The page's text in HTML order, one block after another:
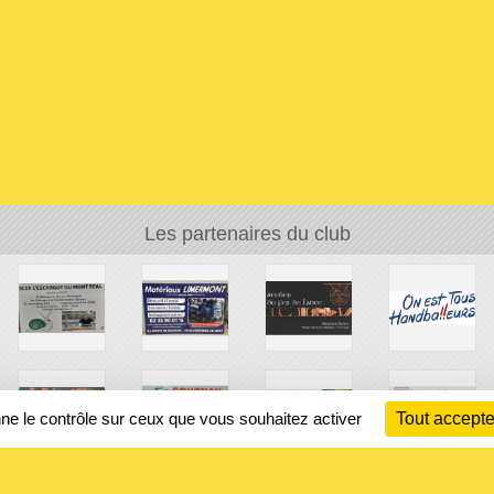
Les partenaires du club
le contrôle sur ceux que vous souhaitez activer Tout